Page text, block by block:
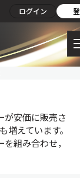
ログイン
が安価に販売さ
えています。
組み合わせ，